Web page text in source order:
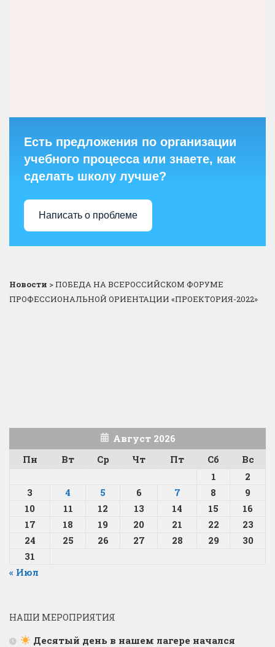
Есть предложения по организации
учебного процесса или знаете, как
сделать школу лучше?
Написать о проблеме
Новости >ПОБЕДА НА ВСЕРОССИЙСКОМ ФОРУМЕ
ПРОФЕССИОНАЛЬНОЙ ОРИЕНТАЦИИ «ПРОЕКТОРИЯ-2022»
Август 2026
Пн
Вт Ср Чт Пт Сб
Вс
1
2
3
4 5 6 7 8
9
10
11 12 13 14 15
16
17
18 19 20 21 22
23
24
25 26 27 28 29
30
31
« Июл
НАШИ МЕРОПРИЯТИЯ
Десятый день в нашем лагере начался